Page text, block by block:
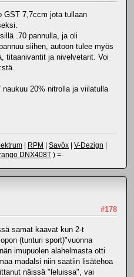
GST 7,7ccm jota tullaan
.70 pannulla, ja oli
siihen, autoon tulee myös
titaanivantit ja nivelvetarit. Voi
20% nitrolla ja viilatulla
RPM Savöx V-Dezign
DNX408T ) =-
#178
samat kaavat kun 2-t
(tunturi sport)"vuonna
imupuolen alahelmasta otti
madalsi niin saatiin lisätehoa
näissä "leluissa", vai